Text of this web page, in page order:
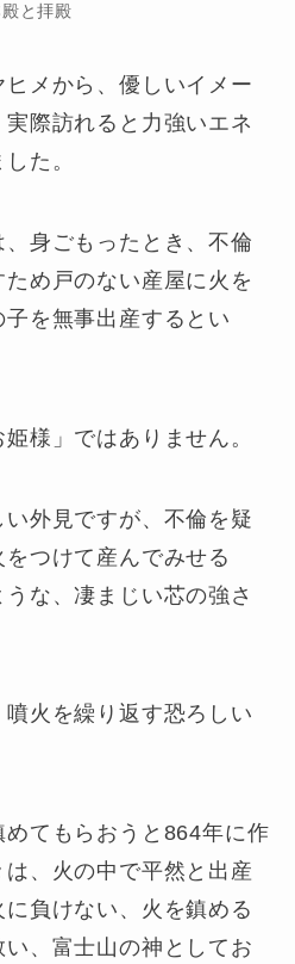
と拝殿
メから、優しいイメー
際訪れると力強いエネ
た。
身ごもったとき、不倫
め戸のない産屋に火を
を無事出産するとい
様」ではありません。
外見ですが、不倫を疑
つけて産んでみせる
な、凄まじい芯の強さ
火を繰り返す恐ろしい
てもらおうと864年に作
、火の中で平然と出産
負けない、火を鎮める
、富士山の神としてお